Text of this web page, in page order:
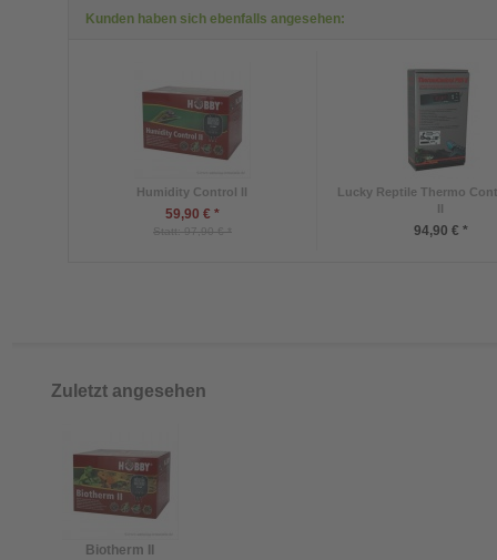
Kunden haben sich ebenfalls angesehen:
Humidity Control II
59,90 € *
Statt: 97,90 € *
Lucky Reptile Thermo
II
94,90 € *
Zuletzt angesehen
Biotherm II